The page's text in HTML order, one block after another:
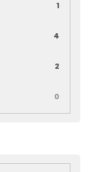
1
4
2
0